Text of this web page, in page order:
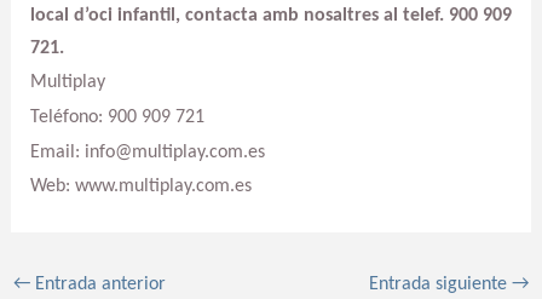
local d’oci infantil, contacta amb nosaltres al telef. 900 909
721.
Multiplay
Teléfono: 900 909 721
Email: info@multiplay.com.es
Web: www.multiplay.com.es
←Entrada anterior Entrada siguiente→